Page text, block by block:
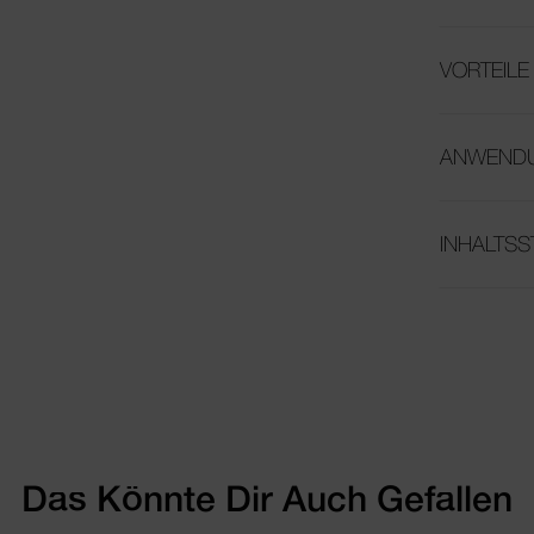
VORTEILE
Das Könnte Dir Auch Gefallen